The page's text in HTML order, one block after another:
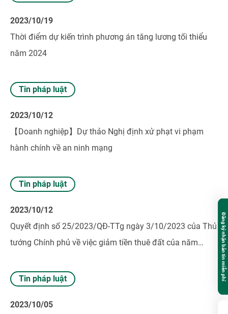
2023/10/19
Thời điểm dự kiến trình phương án tăng lương tối thiểu
năm 2024
Tin pháp luật
2023/10/12
【Doanh nghiệp】Dự thảo Nghị định xử phạt vi phạm
hành chính về an ninh mạng
Tin pháp luật
2023/10/12
Quyết định số 25/2023/QĐ-TTg ngày 3/10/2023 của Thủ
tướng Chính phủ về việc giảm tiền thuê đất của năm
Tin pháp luật
2023/10/05
Đăng ký nhận bản tin miễn phí